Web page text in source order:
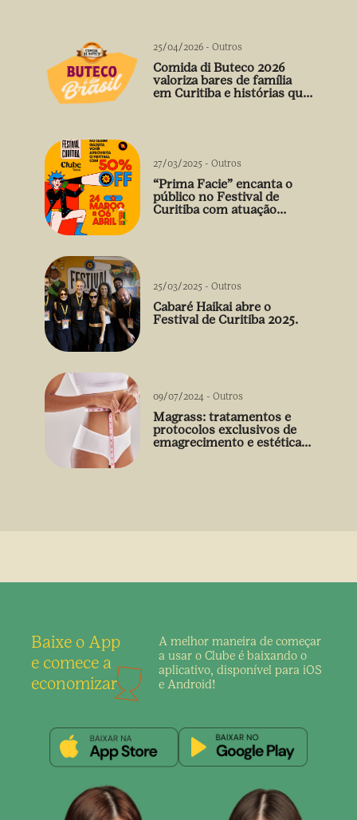
25/04/2026 - Outros
Comida di Buteco 2026
valoriza bares de família
em Curitiba e histórias que
27/03/2025 - Outros
“Prima Facie” encanta o
público no Festival de
Curitiba com atuação
25/03/2025 - Outros
Cabaré Haikai abre o
Festival de Curitiba 2025.
09/07/2024 - Outros
Magrass: tratamentos e
protocolos exclusivos de
emagrecimento e estética
Baixe o App
e comece a
economizar
A melhor maneira de começar
a usar o Clube é baixando o
aplicativo, disponível para iOS
e Android!